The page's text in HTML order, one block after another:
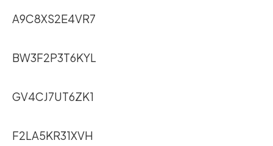
A9C8XS2E4VR7
BW3F2P3T6KYL
GV4CJ7UT6ZK1
F2LA5KR31XVH